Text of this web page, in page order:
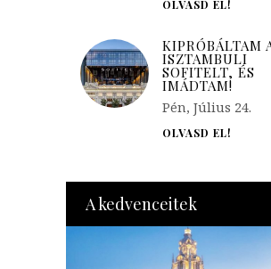
OLVASD EL!
KIPRÓBÁLTAM
ISZTAMBULI
SOFITELT, ÉS
IMÁDTAM!
Pén, Július 24.
OLVASD EL!
A kedvenceitek